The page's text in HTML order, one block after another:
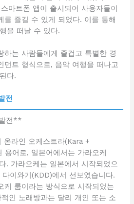
마트폰 앱이 출시되어 사용자들이
를 즐길 수 있게 되었다. 이를 통해
을 떠날 수 있다.
하는 사람들에게 즐겁고 특별한 경
먼트 형식으로, 음악 여행을 떠나고
다.
전
전**
온라인 오케스트라(Kara +
어로, 일본어에서는 가라오케
. 가라오케는 일본에서 시작되었으
이와기(KDD)에서 선보였습니다.
케 룸이라는 방식으로 시작되었는
인 노래방과는 달리 개인 또는 소